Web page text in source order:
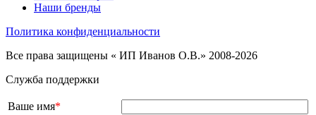
Наши бренды
Политика конфиденциальности
Все права защищены « ИП Иванов О.В.» 2008-2026
Служба поддержки
Ваше имя*